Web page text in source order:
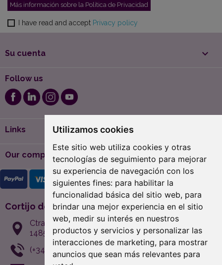
Utilizamos cookies
Este sitio web utiliza cookies y otras
tecnologías de seguimiento para mejorar
su experiencia de navegación con los
siguientes fines: para habilitar la
funcionalidad básica del sitio web, para
brindar una mejor experiencia en el sitio
web, medir su interés en nuestros
productos y servicios y personalizar las
interacciones de marketing, para mostrar
anuncios que sean más relevantes para
Más información sobre la Política de Privacidad
I have read and accept Privacy policy
Su cuenta 
Follow us
Links
Our company 
Cortijo de Suerte Alta
Ctra. Martos, S/N.
14859 Albendín (Córdoba)
(+34) 646 972 022